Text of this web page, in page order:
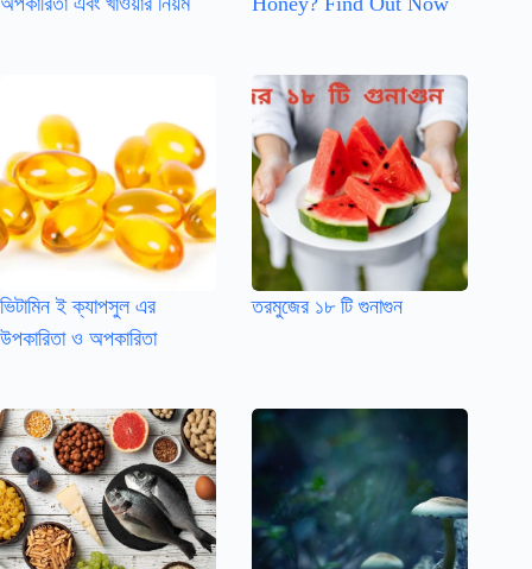
ভিটামিন ই ক্যাপসুল এর
উপকারিতা ও অপকারিতা
তরমুজের ১৮ টি গুনাগুন